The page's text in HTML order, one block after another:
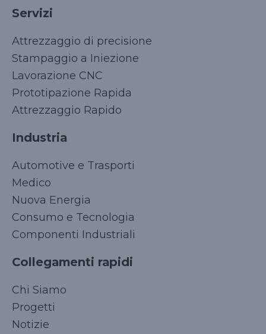
Servizi
Attrezzaggio di precisione
Stampaggio a Iniezione
Lavorazione CNC
Prototipazione Rapida
Attrezzaggio Rapido
Industria
Automotive e Trasporti
Medico
Nuova Energia
Consumo e Tecnologia
Componenti Industriali
Collegamenti rapidi
Chi Siamo
Progetti
Notizie